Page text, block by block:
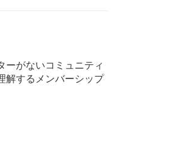
ーがないコミュニティ
解するメンバーシップ